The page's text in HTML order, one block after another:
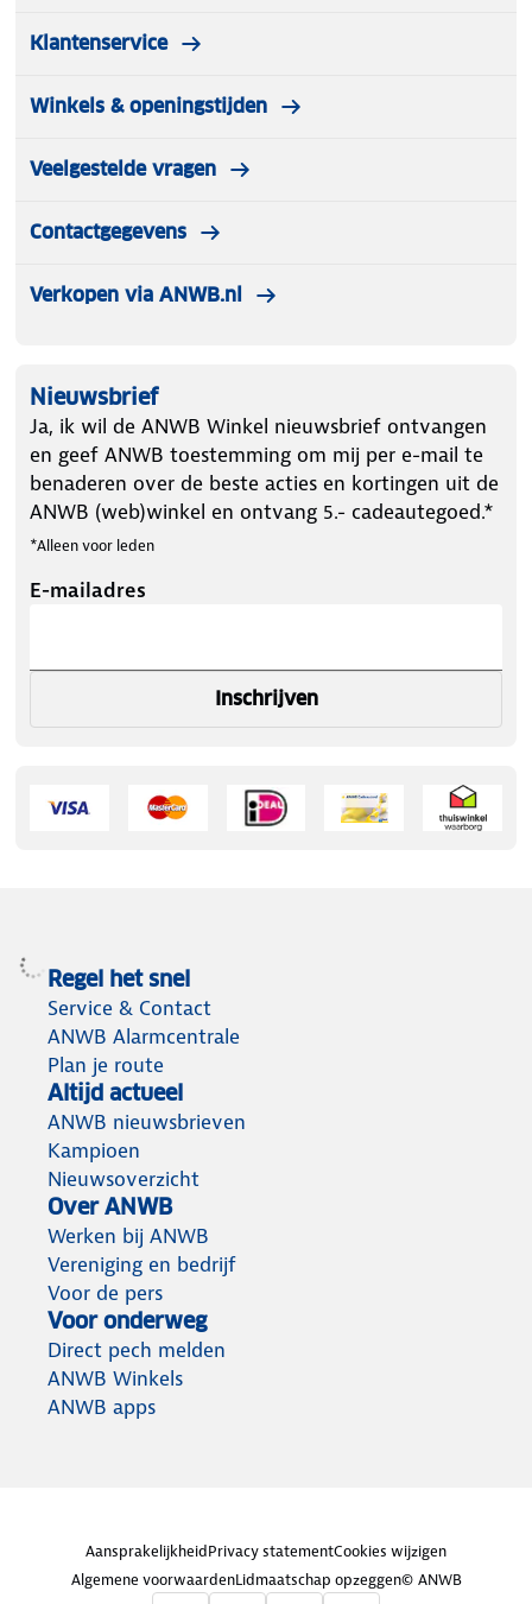
Klantenservice
Winkels & openingstijden
Veelgestelde vragen
Contactgegevens
Verkopen via ANWB.nl
Nieuwsbrief
Ja, ik wil de ANWB Winkel nieuwsbrief ontvangen
en geef ANWB toestemming om mij per e-mail te
benaderen over de beste acties en kortingen uit de
ANWB (web)winkel en ontvang 5.- cadeautegoed.*
*Alleen voor leden
E-mailadres
Inschrijven
Regel het snel
Service & Contact
ANWB Alarmcentrale
Plan je route
Altijd actueel
ANWB nieuwsbrieven
Kampioen
Nieuwsoverzicht
Over ANWB
Werken bij ANWB
Vereniging en bedrijf
Voor de pers
Voor onderweg
Direct pech melden
ANWB Winkels
ANWB apps
AansprakelijkheidPrivacy statementCookies wijzigen
Algemene voorwaardenLidmaatschap opzeggen© ANWB